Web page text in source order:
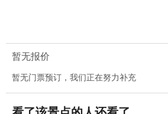
暂无报价
暂无门票预订，我们正在努力补充